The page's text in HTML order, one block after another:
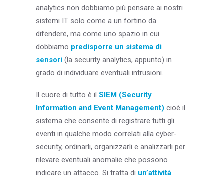
analytics non dobbiamo più pensare ai nostri
sistemi IT solo come a un fortino da
difendere, ma come uno spazio in cui
dobbiamo predisporre un sistema di
sensori (la security analytics, appunto) in
grado di individuare eventuali intrusioni.
Il cuore di tutto è il SIEM (Security
Information and Event Management) cioè il
sistema che consente di registrare tutti gli
eventi in qualche modo correlati alla cyber-
security, ordinarli, organizzarli e analizzarli per
rilevare eventuali anomalie che possono
indicare un attacco. Si tratta di un’attività